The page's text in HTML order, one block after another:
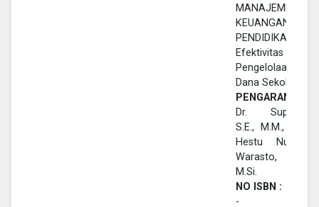
MANAJEMEN
KEUANGAN
PENDIDIKAN:
Efektivitas
Pengelolaan
Dana Sekolah
PENGARANG :
Dr. Supatmin,
S.E., M.M., M.Pd.,
Hestu Nugroho
Warasto, S.E.,
M.Si.
NO ISBN :
-